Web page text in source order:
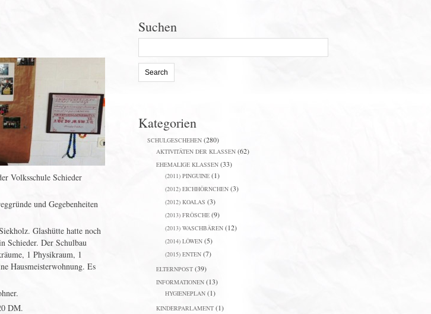
Volksschule Schieder
und Gegebenheiten
Glashütte hatte noch
Schieder. Der Schulbau
1 Physikraum, 1
Hausmeisterwohnung. Es
DM.
Suchen
Kategorien
SCHULGESCHEHEN (280)
AKTIVITÄTEN DER KLASSEN (62)
EHEMALIGE KLASSEN (33)
(2011) PINGUINE (1)
(2012) EICHHÖRNCHEN (3)
(2012) KOALAS (3)
(2013) FRÖSCHE (9)
(2013) WASCHBÄREN (12)
(2014) LÖWEN (5)
(2015) ENTEN (7)
ELTERNPOST (39)
INFORMATIONEN (13)
HYGIENEPLAN (1)
KINDERPARLAMENT (1)